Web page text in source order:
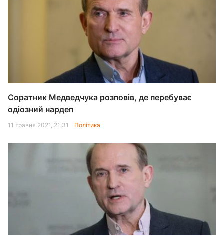
Соратник Медведчука розповів, де перебуває
одіозний нардеп
11 травня 2021, 21:31 Політика